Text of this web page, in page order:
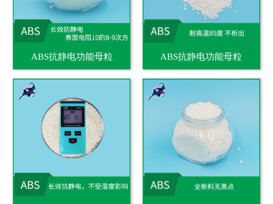
ABS抗静电功能母粒 ABS抗静电功能母粒